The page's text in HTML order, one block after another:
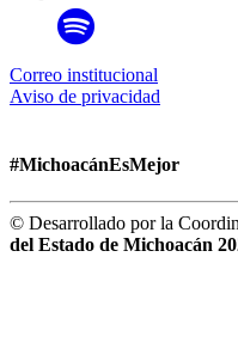
Correo institucional
Aviso de privacidad
#MichoacánEsMejor
© Desarrollado por la
del Estado de Michoacán